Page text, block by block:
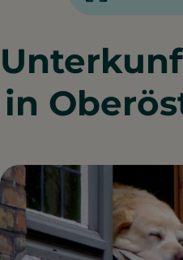
in